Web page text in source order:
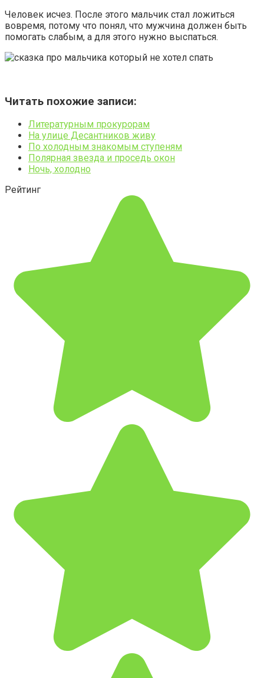
Человек исчез. После этого мальчик стал ложиться
вовремя, потому что понял, что мужчина должен быть
помогать слабым, а для этого нужно выспаться.
Читать похожие записи:
Литературным прокурорам
На улице Десантников живу
По холодным знакомым ступеням
Полярная звезда и проседь окон
Ночь, холодно
Рейтинг